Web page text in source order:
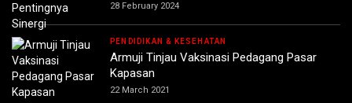
28 February 2024
PENDIDIKAN & KESEHATAN
Armuji Tinjau Vaksinasi Pedagang Pasar
Kapasan
22 March 2021